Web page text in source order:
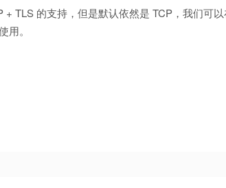
TLS 的支持，但是默认依然是 TCP，我们可
。